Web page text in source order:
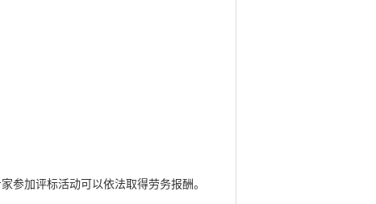
加评标活动可以依法取得劳务报酬。